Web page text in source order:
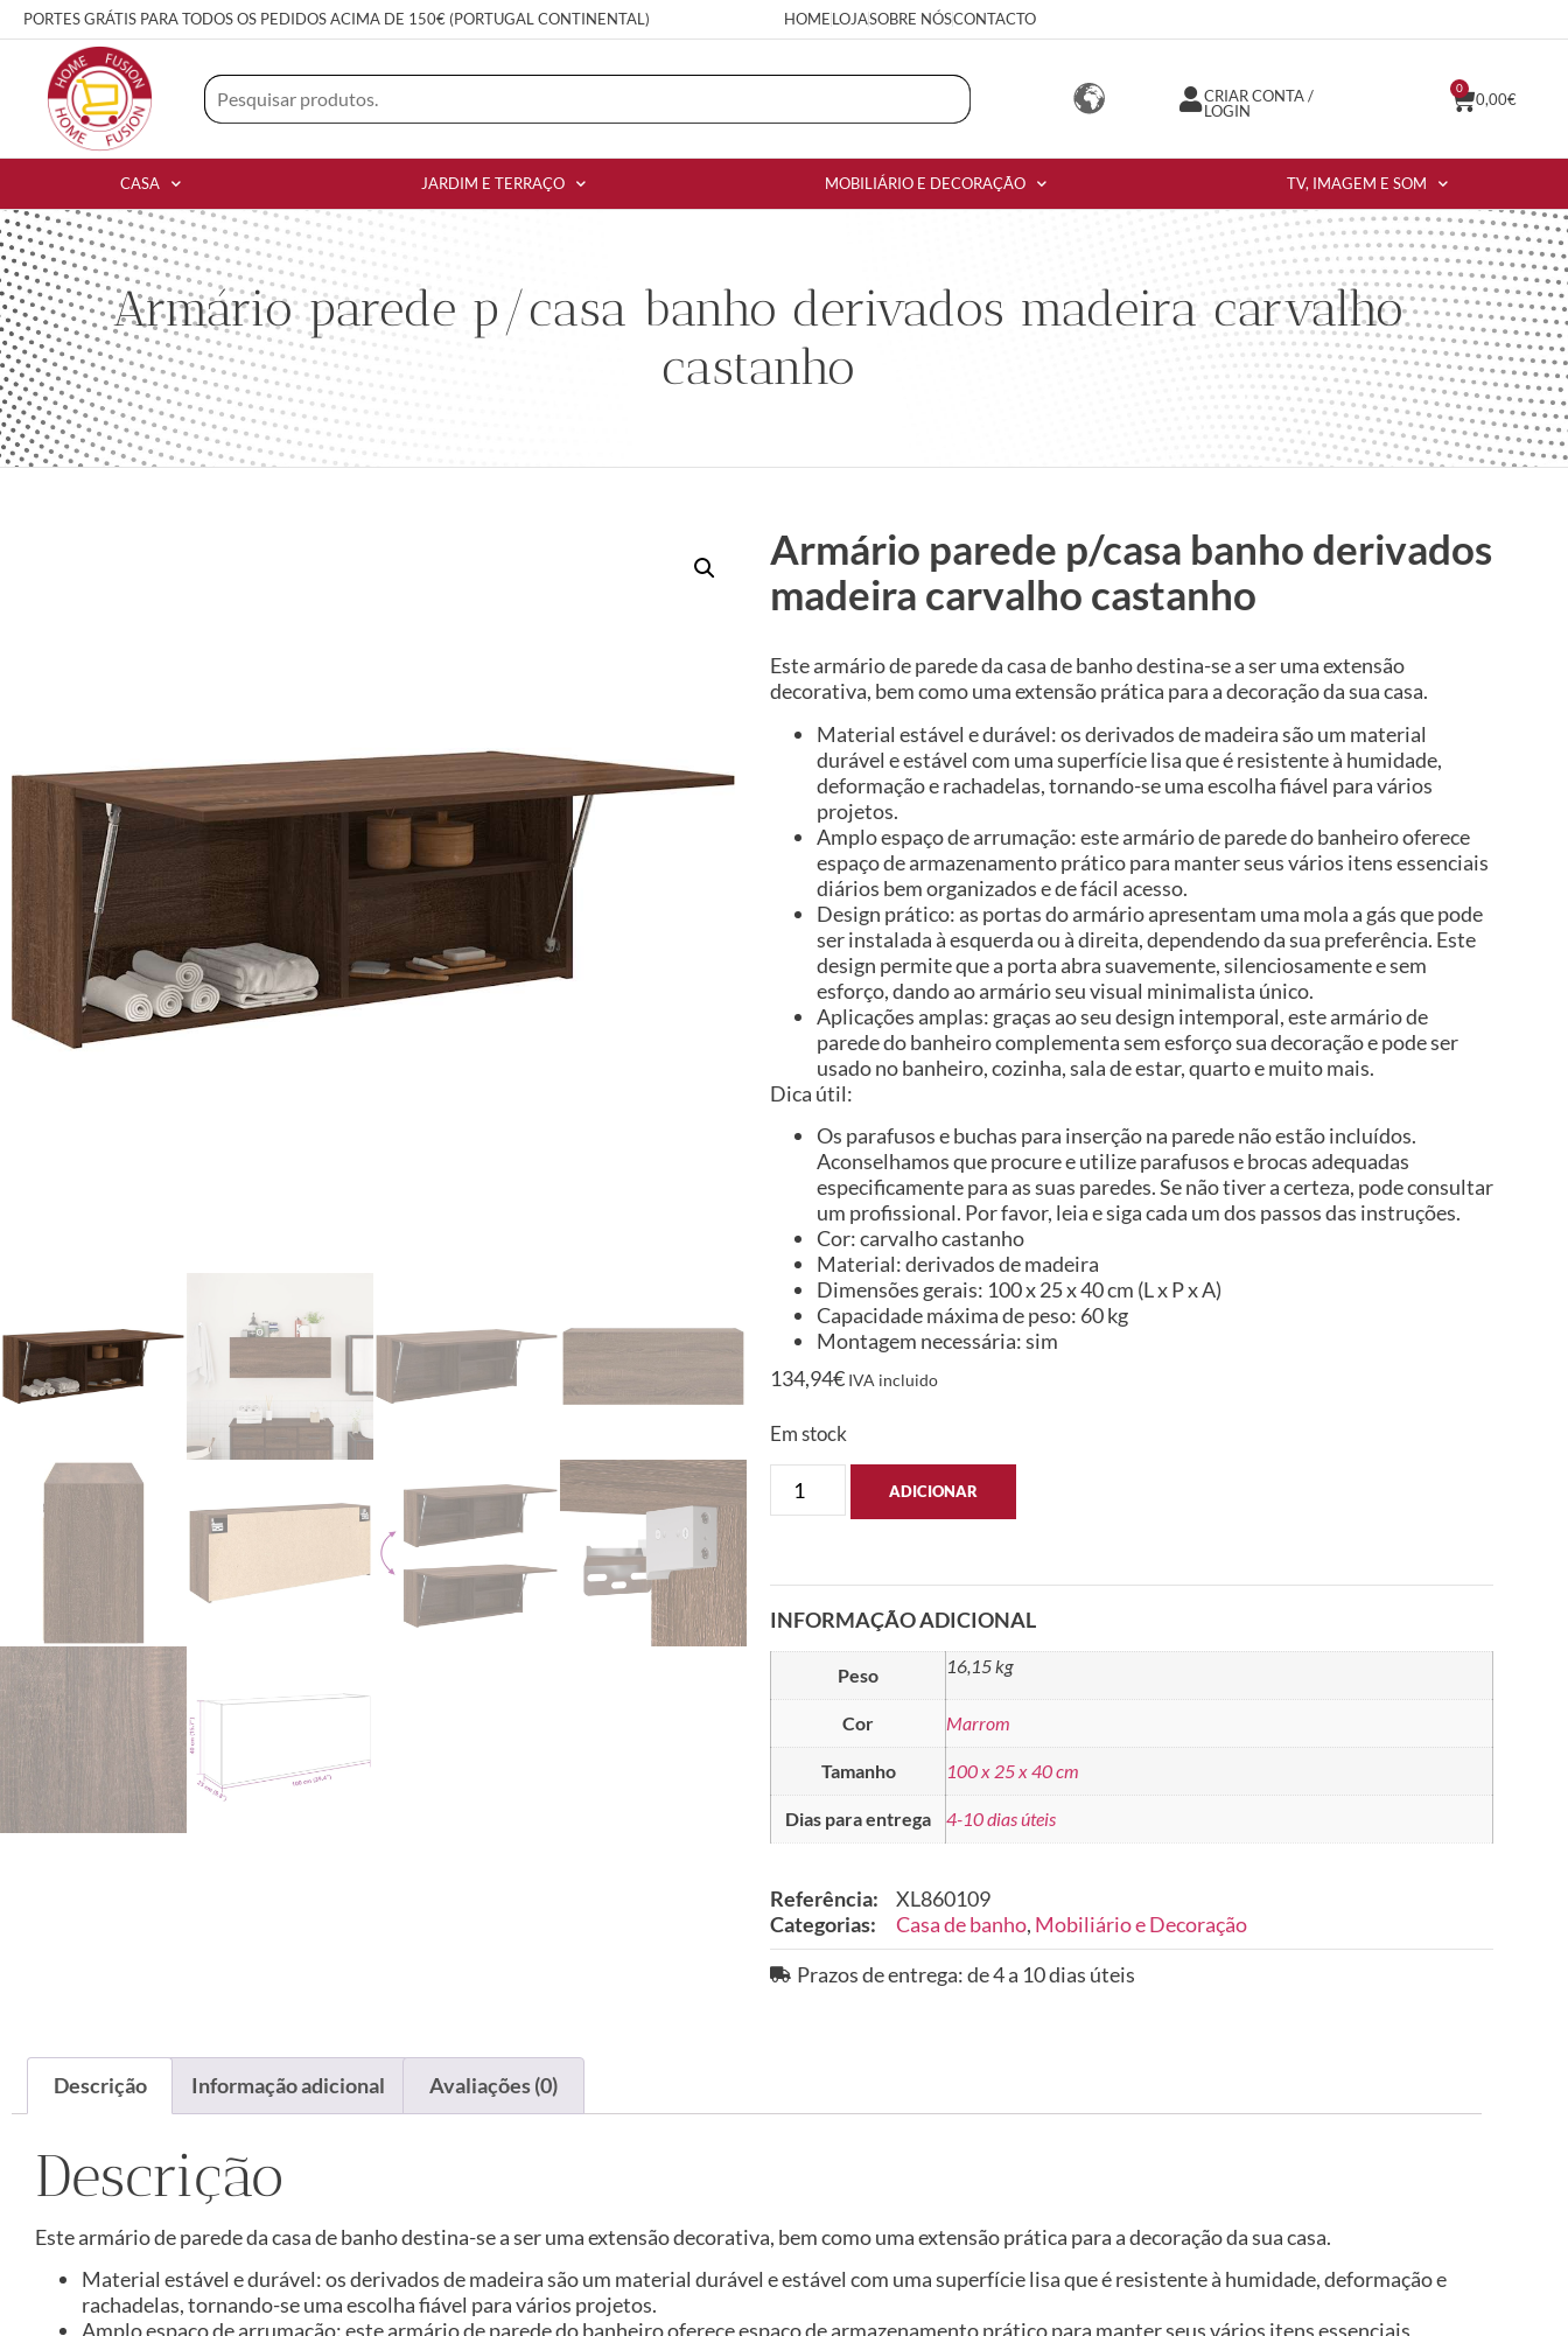
PORTES GRÁTIS PARA TODOS OS PEDIDOS ACIMA DE 150€ (PORTUGAL CONTINENTAL) HOMELOJASOBRE NÓSCONTACTO
CRIAR CONTA /
LOGIN
0,00€
0
CASA JARDIM E TERRAÇO MOBILIÁRIO E DECORAÇÃO TV, IMAGEM E SOM
Armário parede p/casa banho derivados madeira carvalho
castanho
Armário parede p/casa banho derivados
madeira carvalho castanho
Este armário de parede da casa de banho destina-se a ser uma extensão
decorativa, bem como uma extensão prática para a decoração da sua casa.
Material estável e durável: os derivados de madeira são um material
durável e estável com uma superfície lisa que é resistente à humidade,
deformação e rachadelas, tornando-se uma escolha fiável para vários
projetos.
Amplo espaço de arrumação: este armário de parede do banheiro oferece
espaço de armazenamento prático para manter seus vários itens essenciais
diários bem organizados e de fácil acesso.
Design prático: as portas do armário apresentam uma mola a gás que pode
ser instalada à esquerda ou à direita, dependendo da sua preferência. Este
design permite que a porta abra suavemente, silenciosamente e sem
esforço, dando ao armário seu visual minimalista único.
Aplicações amplas: graças ao seu design intemporal, este armário de
parede do banheiro complementa sem esforço sua decoração e pode ser
usado no banheiro, cozinha, sala de estar, quarto e muito mais.
Dica útil:
Os parafusos e buchas para inserção na parede não estão incluídos.
Aconselhamos que procure e utilize parafusos e brocas adequadas
especificamente para as suas paredes. Se não tiver a certeza, pode consultar
um profissional. Por favor, leia e siga cada um dos passos das instruções.
Cor: carvalho castanho
Material: derivados de madeira
Dimensões gerais: 100 x 25 x 40 cm (L x P x A)
Capacidade máxima de peso: 60 kg
Montagem necessária: sim
134,94€ IVA incluido
Em stock
ADICIONAR
INFORMAÇÃO ADICIONAL
Peso 16,15 kg
Cor Marrom
Tamanho 100 x 25 x 40 cm
Dias para entrega 4-10 dias úteis
Referência:
XL860109
Categorias:
Casa de banho, Mobiliário e Decoração
Prazos de entrega: de 4 a 10 dias úteis
Descrição Informação adicional Avaliações (0)
Descrição
Este armário de parede da casa de banho destina-se a ser uma extensão decorativa, bem como uma extensão prática para a decoração da sua casa.
Material estável e durável: os derivados de madeira são um material durável e estável com uma superfície lisa que é resistente à humidade, deformação e
rachadelas, tornando-se uma escolha fiável para vários projetos.
Amplo espaço de arrumação: este armário de parede do banheiro oferece espaço de armazenamento prático para manter seus vários itens essenciais